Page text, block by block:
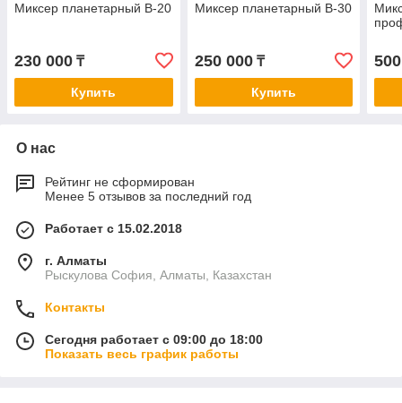
Миксер планетарный В-20
230 000 ₸
Купить
Миксер планетарный В-30
250 000₸
Купить
О нас
Рейтинг не сформирован
Менее 5 отзывов за последний год
Работает с 15.02.2018
г. Алматы
Рыскулова София, Алматы, Казахстан
Контакты
Сегодня работает с 09:00 до 18:00
Показать весь график работы